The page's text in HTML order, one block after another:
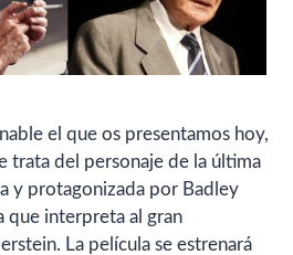
el que os presentamos hoy,
trata del personaje de la última
y protagonizada por Badley
que interpreta al gran
La película se estrenará